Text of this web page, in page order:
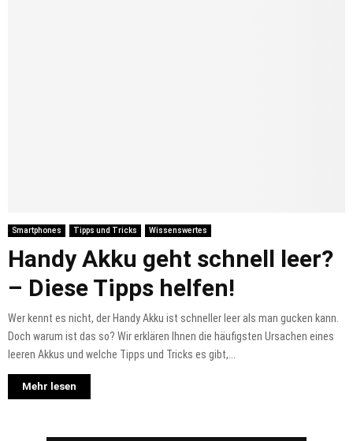
Smartphones Tipps und Tricks Wissenswertes
Handy Akku geht schnell leer?
– Diese Tipps helfen!
Wer kennt es nicht, der Handy Akku ist schneller leer als man gucken kann.
Doch warum ist das so? Wir erklären Ihnen die häufigsten Ursachen eines
leeren Akkus und welche Tipps und Tricks es gibt,...
Mehr lesen